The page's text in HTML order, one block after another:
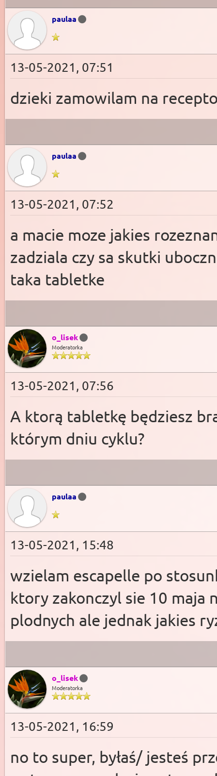
paulaa
13-05-2021, 07:51
dzieki zamowilam na
paulaa
13-05-2021, 07:52
a macie moze jakies
zadziala czy sa skutki
taka tabletke
o_lisek
Moderatorka
13-05-2021, 07:56
A ktorą tabletkę będziesz
którym dniu cyklu?
paulaa
13-05-2021, 15:48
wzielam escapelle po
ktory zakonczyl sie 10 maja
plodnych ale jednak jakies
o_lisek
Moderatorka
13-05-2021, 16:59
no to super, byłaś/ jesteś